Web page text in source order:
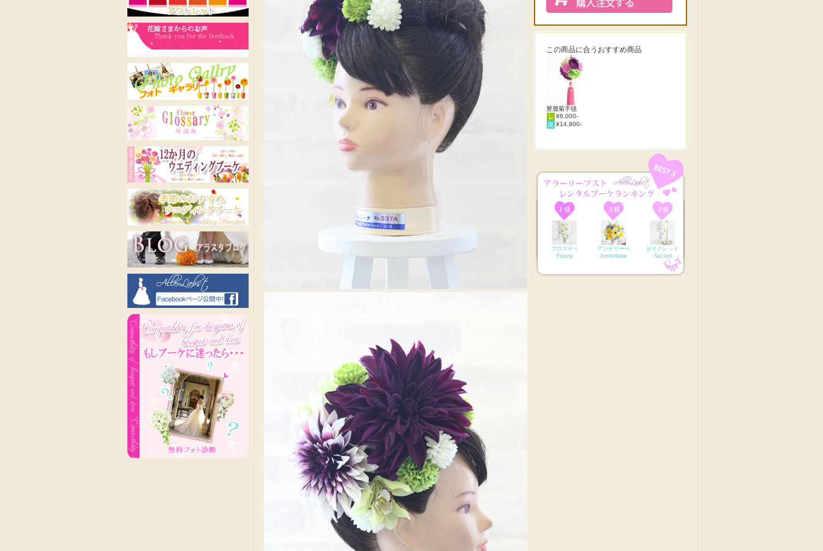
この商品に合うおすすめ商品
豊麗菊手毬
¥6,000-
¥14,800-
フロスティ
Frosty
アンテリーベ
Amtteliebe
セイクレッド
Sacred